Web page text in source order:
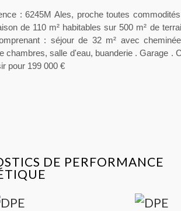
: 6245M Ales, proche toutes
de 110 m² habitables sur 500 m² de
: séjour de 32 m² avec
chambres, salle d'eau, buanderie . Garage .
pour 199 000 €
DE PERFORMANCE